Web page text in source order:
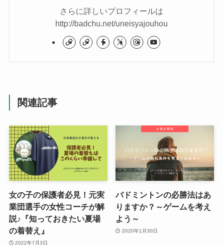
さらに詳しいプロフィールは
http://badchu.net/uneisyajouhou
関連記事
女の子の保護者必見！元実
業団選手の女性コーチが解
説♪『知っておきたい夏場
の着替え』
2022年7月3日
バドミントンの必勝法はあ
りますか？～ゲームを考え
よう～
2020年1月30日